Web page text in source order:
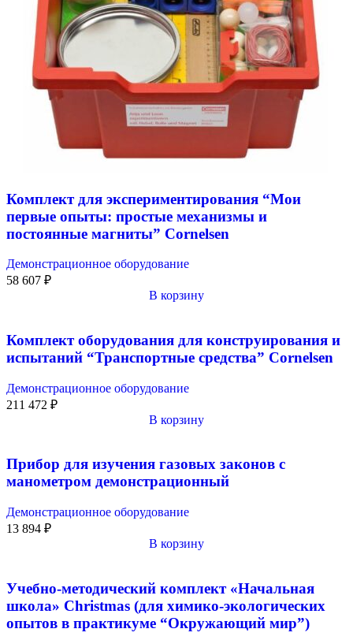
Комплект для экспериментирования “Мои
первые опыты: простые механизмы и
постоянные магниты” Cornelsen
Демонстрационное оборудование
58 607 ₽
В корзину
Комплект оборудования для конструирования и
испытаний “Транспортные средства” Cornelsen
Демонстрационное оборудование
211 472 ₽
В корзину
Прибор для изучения газовых законов с
манометром демонстрационный
Демонстрационное оборудование
13 894 ₽
В корзину
Учебно-методический комплект «Начальная
школа» Christmas (для химико-экологических
опытов в практикуме “Окружающий мир”)